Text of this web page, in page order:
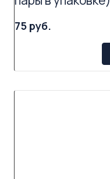
75 руб.